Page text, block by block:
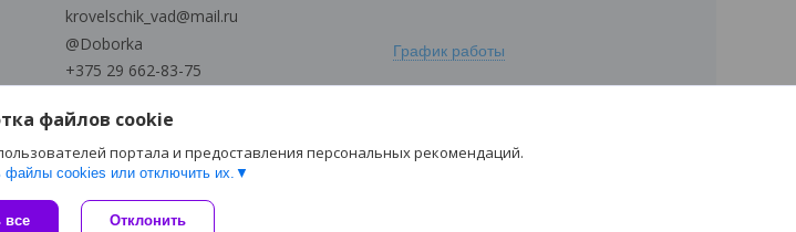
krovelschik_vad@mail.ru
@Doborka
+375 29 662-83-75
График работы
на платформе Deal.by
файлов cookie
портала и предоставления персональных рекомендаций.
файлы cookies или отключить их.
все Отклонить